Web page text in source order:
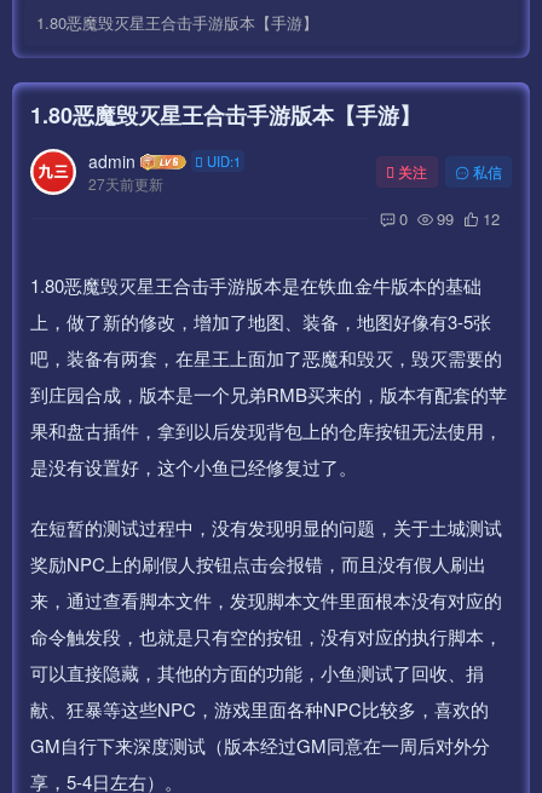
1.80恶魔毁灭星王合击手游版本【手游】
1.80恶魔毁灭星王合击手游版本【手游】
admin UID:1
27天前更新
关注 私信
0 99 12
1.80恶魔毁灭星王合击手游版本是在铁血金牛版本的基础
上，做了新的修改，增加了地图、装备，地图好像有3-5张
吧，装备有两套，在星王上面加了恶魔和毁灭，毁灭需要的
到庄园合成，版本是一个兄弟RMB买来的，版本有配套的苹
果和盘古插件，拿到以后发现背包上的仓库按钮无法使用，
是没有设置好，这个小鱼已经修复过了。
在短暂的测试过程中，没有发现明显的问题，关于土城测试
奖励NPC上的刷假人按钮点击会报错，而且没有假人刷出
来，通过查看脚本文件，发现脚本文件里面根本没有对应的
命令触发段，也就是只有空的按钮，没有对应的执行脚本，
可以直接隐藏，其他的方面的功能，小鱼测试了回收、捐
献、狂暴等这些NPC，游戏里面各种NPC比较多，喜欢的
GM自行下来深度测试（版本经过GM同意在一周后对外分
享，5-4日左右）。